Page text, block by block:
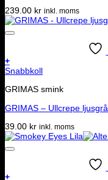
239.00 kr inkl. moms
+
Snabbkoll
GRIMAS smink
GRIMAS – Ullcrepe ljusgrå
39.00 kr inkl. moms
+